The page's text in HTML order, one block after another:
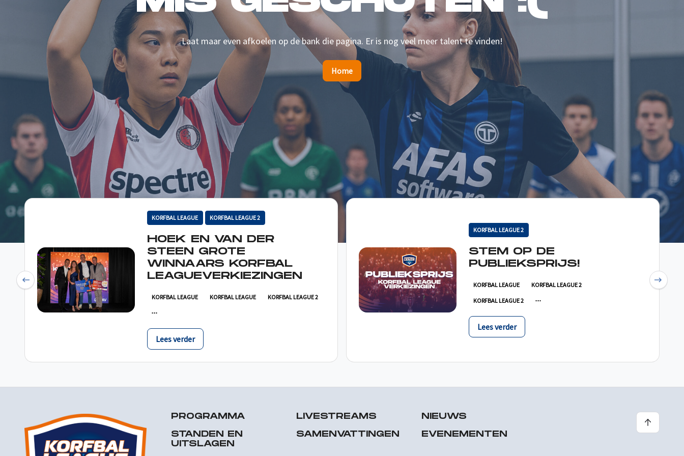
Laat maar even afkoelen op de bank die pagina. Er is nog veel meer talent te vinden!
Home
KORFBAL LEAGUE KORFBAL LEAGUE 2
HOEK EN VAN DER
STEEN GROTE
WINNAARS KORFBAL
LEAGUEVERKIEZINGEN
KORFBAL LEAGUE KORFBAL LEAGUE KORFBAL LEAGUE 2
Lees verder
KORFBAL LEAGUE 2
STEM OP DE
PUBLIEKSPRIJS!
KORFBAL LEAGUE KORFBAL LEAGUE 2
KORFBAL LEAGUE 2
Lees verder
Previous Next
PROGRAMMA
STANDEN EN
UITSLAGEN
LIVESTREAMS
SAMENVATTINGEN
NIEUWS
EVENEMENTEN